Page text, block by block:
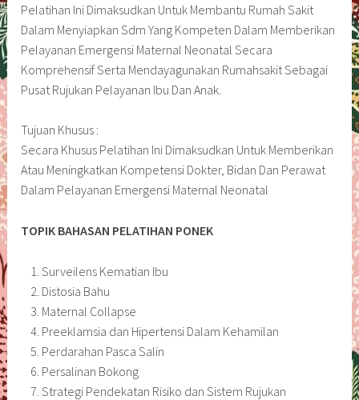
Pelatihan Ini Dimaksudkan Untuk Membantu Rumah Sakit
Dalam Menyiapkan Sdm Yang Kompeten Dalam Memberikan
Pelayanan Emergensi Maternal Neonatal Secara
Komprehensif Serta Mendayagunakan Rumahsakit Sebagai
Pusat Rujukan Pelayanan Ibu Dan Anak.
Tujuan Khusus :
Secara Khusus Pelatihan Ini Dimaksudkan Untuk Memberikan
Atau Meningkatkan Kompetensi Dokter, Bidan Dan Perawat
Dalam Pelayanan Emergensi Maternal Neonatal
TOPIK BAHASAN PELATIHAN PONEK
Surveilens Kematian Ibu
Distosia Bahu
Maternal Collapse
Preeklamsia dan Hipertensi Dalam Kehamilan
Perdarahan Pasca Salin
Persalinan Bokong
Strategi Pendekatan Risiko dan Sistem Rujukan